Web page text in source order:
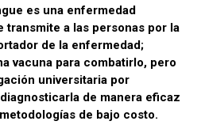
ail m
p
ar
tir
es una enfermedad
transmite a las personas por la
de la enfermedad;
vacuna para combatirlo, pero
universitaria por
de manera eficaz
de bajo costo.